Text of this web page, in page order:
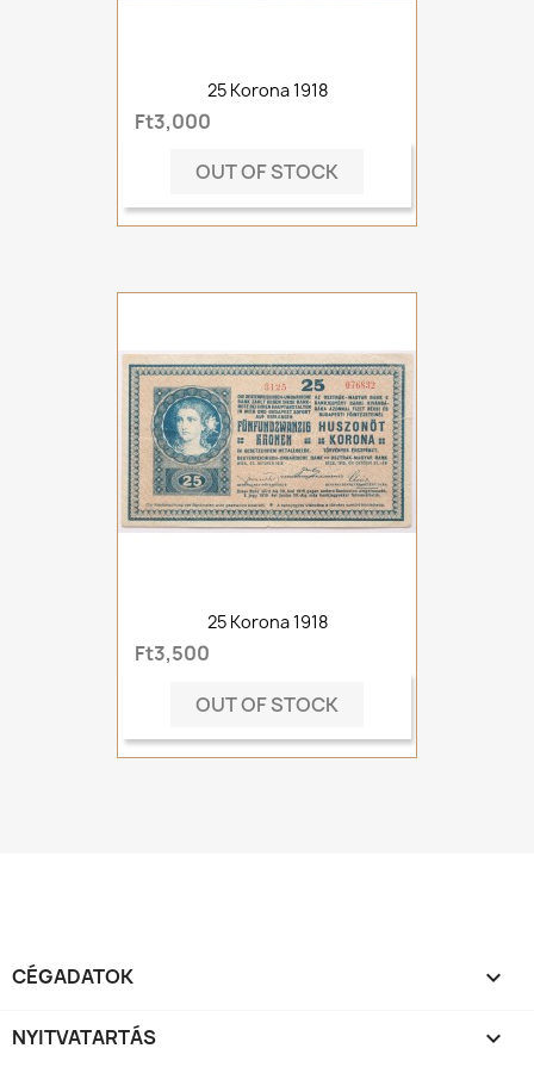
25 Korona 1918
Ft3,000
OUT OF STOCK
25 Korona 1918
Ft3,500
OUT OF STOCK
CÉGADATOK 
NYITVATARTÁS 